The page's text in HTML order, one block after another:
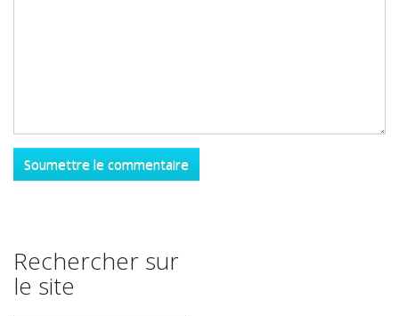
Rechercher sur
le site